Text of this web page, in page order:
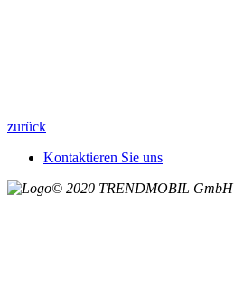
zurück
Kontaktieren Sie uns
© 2020 TRENDMOBIL GmbH